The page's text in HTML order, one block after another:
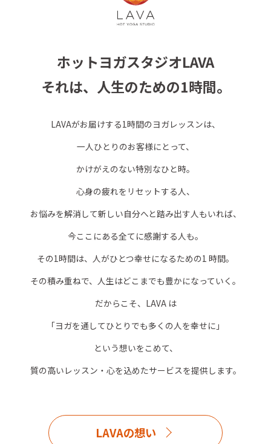
ホットヨガスタジオLAVA
それは、人生のための1時間。
LAVAがお届けする1時間のヨガレッスンは、
一人ひとりのお客様にとって、
かけがえのない特別なひと時。
心身の疲れをリセットする人、
お悩みを解消して新しい自分へと踏み出す人もいれば、
今ここにある全てに感謝する人も。
その1時間は、人がひとつ幸せになるための1 時間。
その積み重ねで、人生はどこまでも豊かになっていく。
だからこそ、LAVA は
「ヨガを通してひとりでも多くの人を幸せに」
という想いをこめて、
質の高いレッスン・心を込めたサービスを提供します。
LAVAの想い